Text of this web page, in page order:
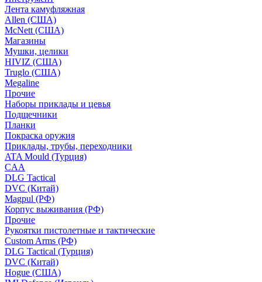
Лента камуфляжная
Allen (США)
McNett (США)
Магазины
Мушки, целики
HIVIZ (США)
Truglo (США)
Megaline
Прочие
Наборы приклады и цевья
Подщечники
Планки
Покраска оружия
Приклады, трубы, переходники
ATA Mould (Турция)
CAA
DLG Tactical
DVC (Китай)
Magpul (РФ)
Корпус выживания (РФ)
Прочие
Рукоятки пистолетные и тактические
Custom Arms (РФ)
DLG Tactical (Турция)
DVC (Китай)
Hogue (США)